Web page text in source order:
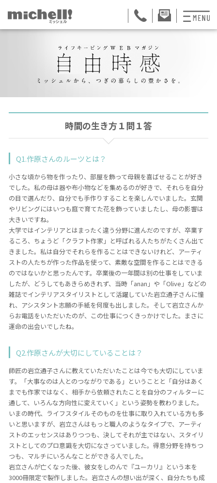
プランと料金
お掃除代行
おためしサービス
ご契約者さま限定サ
会社紹介
コラム
ご案内
お知らせ
家事スタッフ募集
働く仲間インタビュー
時間の生き方１問１答
Q1.作原さんのルーツとは？
小さな頃から物を作ったり、部屋を飾って母親を喜ばせることが好き
でした。私の母は器や布小物などを集めるのが好きで、それらを自分
の目で選んだり、自分でも手作りすることを楽しんでいました。玄関
やリビングにはいつも庭で育てた花を飾っていましたし、母の影響は
大きいですね。
大学ではインテリアとはまったく違う分野に進んだのですが、卒業す
るころ、ちょうど「クラフト作家」と呼ばれる人たちがたくさん出て
きました。私は自分でそれらを作ることはできないけれど、アーティ
ストの人たちが作った作品を使って、素敵な空間を作ることはできる
のではないかと思ったんです。卒業後の一年間は別の仕事をしていま
したが、どうしてもあきらめきれず、当時「anan」や「Olive」などの
雑誌でインテリアスタイリストとして活躍していた岩立通子さんに憧
れ、アシスタント志願の手紙を何度も出しました。そして岩立さんか
らお電話をいただいたのが、この仕事につくきっかけでした。まさに
運命の出会いでしたね。
Q2.作原さんが大切にしていることは？
師匠の岩立通子さんに教えていただいたことは今でも大切にしていま
す。「大事なのは人とのつながりである」ということと「自分はあく
までも作家ではなく、相手から依頼されたことを自分のフィルターに
通して、いろんな方向性に変えていく」という姿勢を教わりました。
いまの時代、ライフスタイルそのものを仕事に取り入れている方も多
いと思いますが、岩立さんはもっと職人のようなタイプで、アーティ
ストのエッセンスはありつつも、決してそれが主ではない、スタイリ
ストとしてのプロ意識を大切になさっていました。得意分野を持ちつ
つも、マルチにいろんなことができる人でした。
岩立さんが亡くなった後、彼女をしのんで『ユーカリ』という本を
3000冊限定で製作しました。岩立さんの想い出が深く、自分たちも成